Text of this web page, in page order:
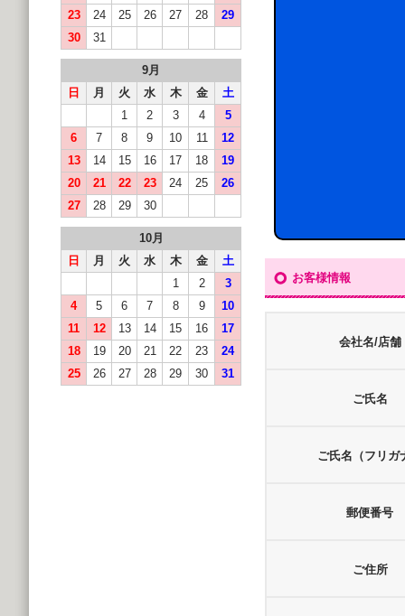
お客様情報
会社名/店舗
ご氏名
ご氏名（フリガ
郵便番号
ご住所
23
24 25 26 27 28
29
30
31
9月
日
月 火 水 木 金
土
1
2 3 4
5
6
7 8 9 10 11
12
13
14 15 16 17 18
19
20
21 22 23 24 25
26
27
28 29 30
10月
日
月 火 水 木 金
土
1
2
3
4
5 6 7 8 9
10
11
12 13 14 15 16
17
18
19 20 21 22 23
24
25
26 27 28 29 30 31